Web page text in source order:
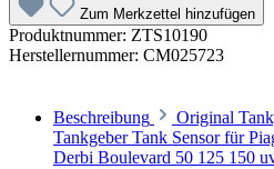
Zum Merkzettel hinzufügen
Produktnummer: ZTS10190
Herstellernummer: CM025723
Beschreibung
Original
Tankgeber Tank Sensor für
Derbi Boulevard 50 125 150